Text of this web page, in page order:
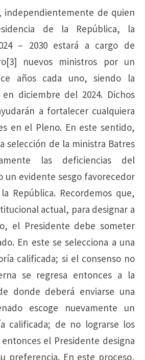
independientemente de quien
de la República, la
– 2030 estará a cargo de
nuevos ministros por un
años cada uno, siendo la
diciembre del 2024. Dichos
a fortalecer cualquiera
en el Pleno. En este sentido,
selección de la ministra Batres
las deficiencias del
un evidente sesgo favorecedor
República. Recordemos que,
actual, para designar a
el Presidente debe someter
En este se selecciona a una
calificada; si el consenso no
se regresa entonces a la
donde deberá enviarse una
escoge nuevamente un
calificada; de no lograrse los
el Presidente designa
preferencia. En este proceso,